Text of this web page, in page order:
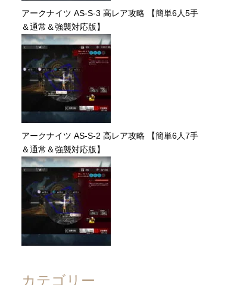
アークナイツ AS-S-3 高レア攻略 【簡単6人5手
＆通常＆強襲対応版】
アークナイツ AS-S-2 高レア攻略 【簡単6人7手
＆通常＆強襲対応版】
カテゴリー